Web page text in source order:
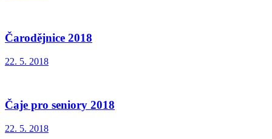
Čarodějnice 2018
22. 5. 2018
Čaje pro seniory 2018
22. 5. 2018